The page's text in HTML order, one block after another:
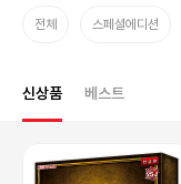
전체 스페셜에디션
신상품 베스트